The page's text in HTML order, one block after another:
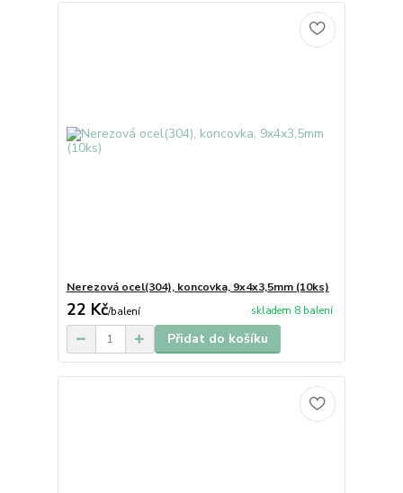
Nerezová ocel(304), koncovka, 9x4x3,5mm (10ks)
22 Kč/balení skladem 8 balení
Přidat do košíku